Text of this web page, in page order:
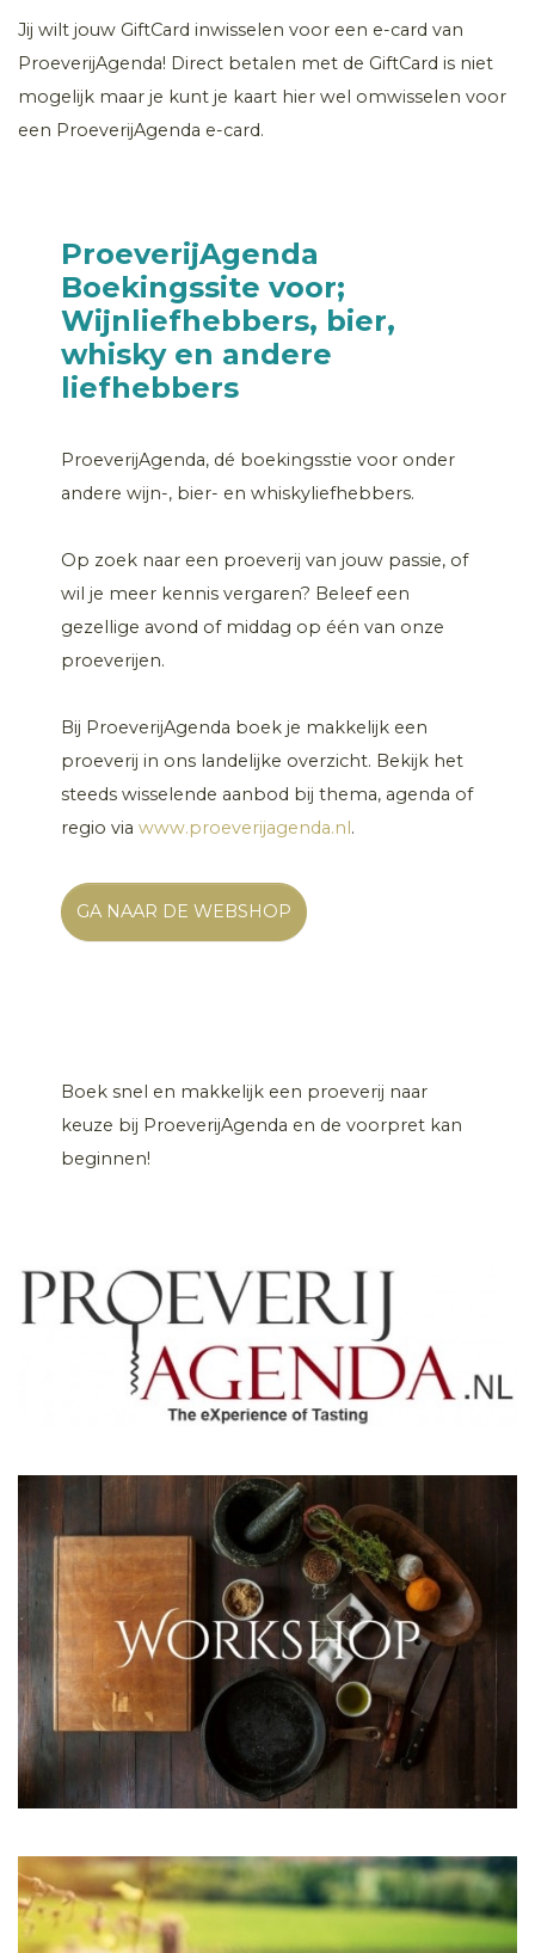
Jij wilt jouw GiftCard inwisselen voor een e-card van
ProeverijAgenda! Direct betalen met de GiftCard is niet
mogelijk maar je kunt je kaart hier wel omwisselen voor
een ProeverijAgenda e-card.
ProeverijAgenda
Boekingssite voor;
Wijnliefhebbers, bier,
whisky en andere
liefhebbers
ProeverijAgenda, dé boekingsstie voor onder
andere wijn-, bier- en whiskyliefhebbers.
Op zoek naar een proeverij van jouw passie, of
wil je meer kennis vergaren? Beleef een
gezellige avond of middag op één van onze
proeverijen.
Bij ProeverijAgenda boek je makkelijk een
proeverij in ons landelijke overzicht. Bekijk het
steeds wisselende aanbod bij thema, agenda of
regio via www.proeverijagenda.nl.
GA NAAR DE WEBSHOP
Boek snel en makkelijk een proeverij naar
keuze bij ProeverijAgenda en de voorpret kan
beginnen!